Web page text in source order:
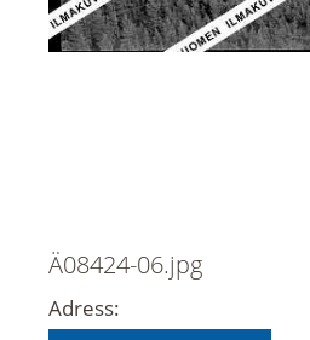
Ä08424-06.jpg
Adress: